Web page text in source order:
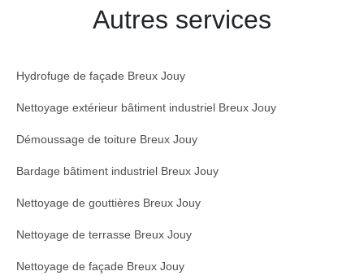
Autres services
Hydrofuge de façade Breux Jouy
Nettoyage extérieur bâtiment industriel Breux Jouy
Démoussage de toiture Breux Jouy
Bardage bâtiment industriel Breux Jouy
Nettoyage de gouttières Breux Jouy
Nettoyage de terrasse Breux Jouy
Nettoyage de façade Breux Jouy